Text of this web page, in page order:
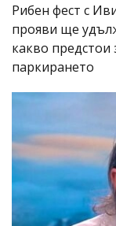
Рибен фест с
прояви ще
какво
паркирането